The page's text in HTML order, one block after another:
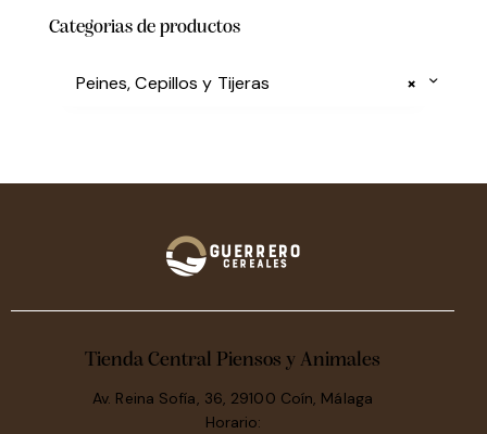
Categorias de productos
×
Peines, Cepillos y Tijeras
Tienda Central Piensos y Animales
Av. Reina Sofía, 36, 29100 Coín, Málaga
Horario: